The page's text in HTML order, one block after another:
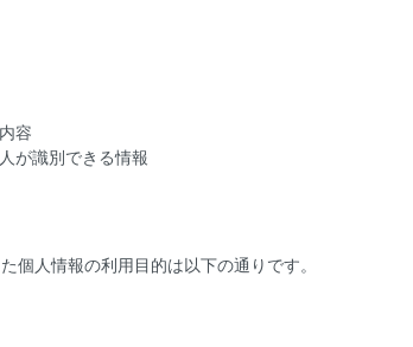
容
が識別できる情報
個人情報の利用目的は以下の通りです。